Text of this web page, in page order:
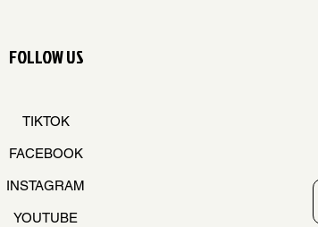
FOLLOW US
TIKTOK
FACEBOOK
INSTAGRAM
YOUTUBE